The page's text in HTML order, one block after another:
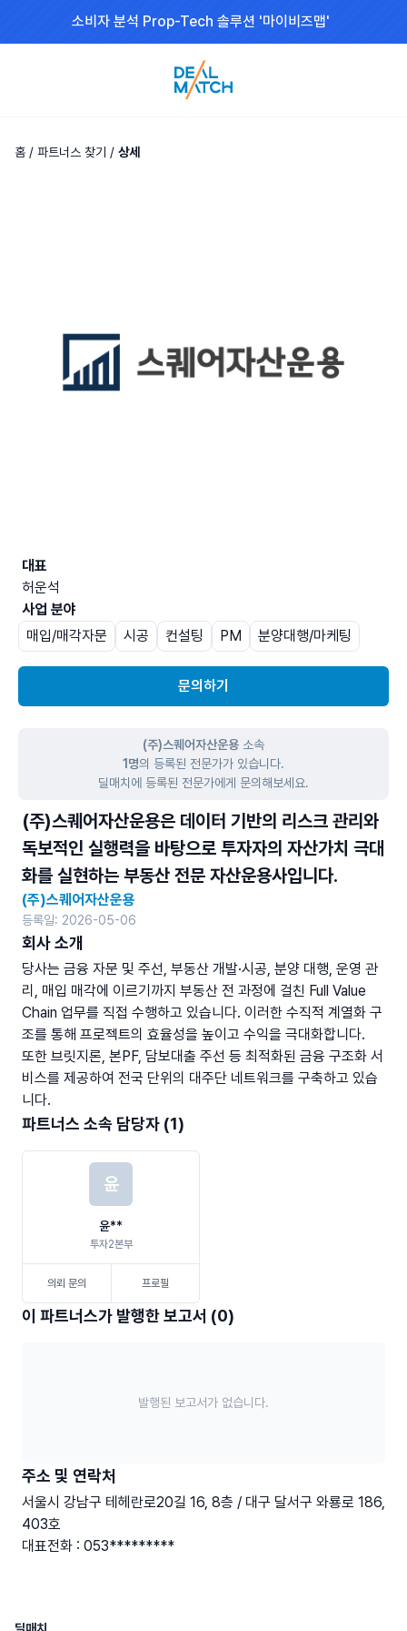
소비자 분석 Prop-Tech 솔루션 '마이비즈맵'
홈 / 파트너스 찾기 / 상세
(주)스퀘어자산운용은 데이터 기반의 리스크 관리와
독보적인 실행력을 바탕으로 투자자의 자산가치 극대
화를 실현하는 부동산 전문 자산운용사입니다.
(주)스퀘어자산운용
등록일: 2026-05-06
회사 소개
당사는 금융 자문 및 주선, 부동산 개발·시공, 분양 대행, 운영 관
리, 매입 매각에 이르기까지 부동산 전 과정에 걸친 Full Value
Chain 업무를 직접 수행하고 있습니다. 이러한 수직적 계열화 구
조를 통해 프로젝트의 효율성을 높이고 수익을 극대화합니다.
또한 브릿지론, 본PF, 담보대출 주선 등 최적화된 금융 구조화 서
비스를 제공하여 전국 단위의 대주단 네트워크를 구축하고 있습
니다.
파트너스 소속 담당자 (1)
윤
윤**
투자2본부
의뢰 문의 프로필
이 파트너스가 발행한 보고서 (0)
발행된 보고서가 없습니다.
주소 및 연락처
서울시 강남구 테헤란로20길 16, 8층 / 대구 달서구 와룡로 186,
403호
대표전화 : 053*********
대표
허운석
사업 분야
매입/매각자문
시공 컨설팅 PM 분양대행/마케팅
문의하기
(주)스퀘어자산운용 소속
1명의 등록된 전문가가 있습니다.
딜매치에 등록된 전문가에게 문의해보세요.